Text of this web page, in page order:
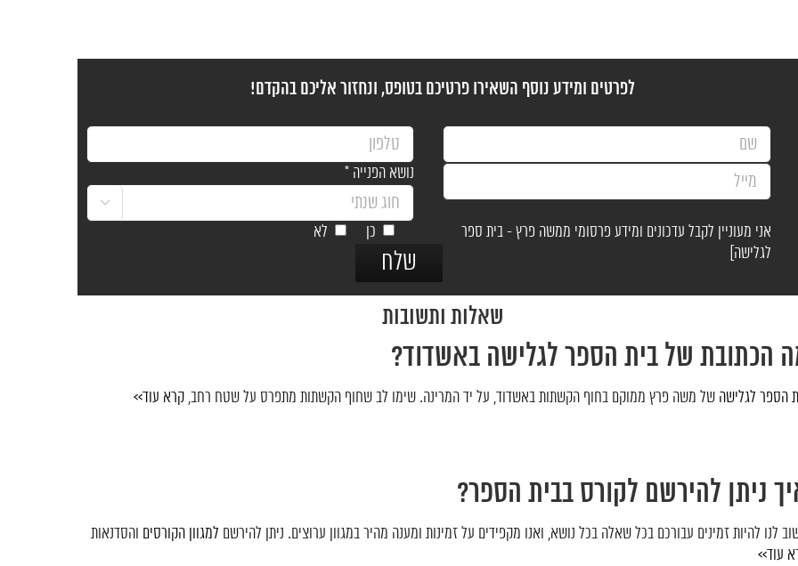
לפרטים ומידע נוסף השאירו פרטיכם בטופס, ונחזור אליכם בהקדם!
נושא הפנייה *

אני מעוניין לקבל עדכונים ומידע פרסומי ממשה פרץ - בית ספר
לגלישה]
כן לא
שאלות ותשובות
הכתובת של בית הספר לגלישה באשדוד?
הספר לגלישה של משה פרץ ממוקם בחוף הקשתות באשדוד, על יד המרינה. שימו לב שחוף הקשתות מתפרס על שטח רחב, קרא עוד>>
ניתן להירשם לקורס בבית הספר?
לנו להיות זמינים עבורכם בכל שאלה בכל נושא, ואנו מקפידים על זמינות ומענה מהיר במגוון ערוצים. ניתן להירשם למגוון הקורסים והסדנאות
עוד>>